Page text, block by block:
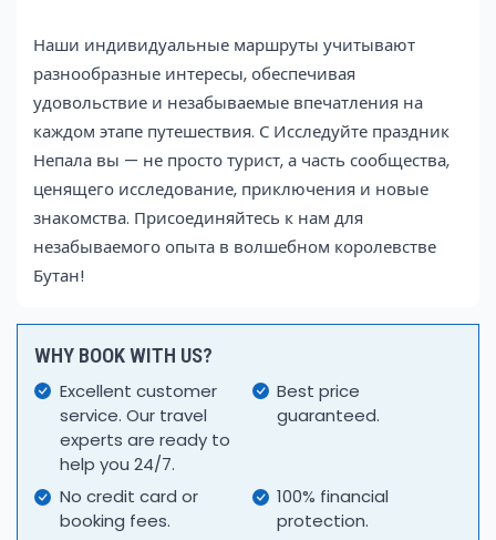
Наши индивидуальные маршруты учитывают
разнообразные интересы, обеспечивая
удовольствие и незабываемые впечатления на
каждом этапе путешествия. С Исследуйте праздник
Непала вы — не просто турист, а часть сообщества,
ценящего исследование, приключения и новые
знакомства. Присоединяйтесь к нам для
незабываемого опыта в волшебном королевстве
Бутан!
WHY BOOK WITH US?
Excellent customer
service. Our travel
experts are ready to
help you 24/7.
Best price
guaranteed.
No credit card or
booking fees.
100% financial
protection.